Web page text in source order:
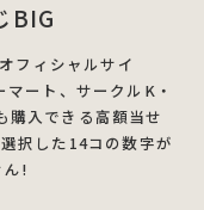
BIG
フィシャルサイ
ート、サークルK・
購入できる高額当せ
択した14コの数字が
ん!